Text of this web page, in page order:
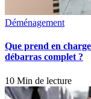
Déménagement
Que prend en
débarras complet ?
10 Min de lecture